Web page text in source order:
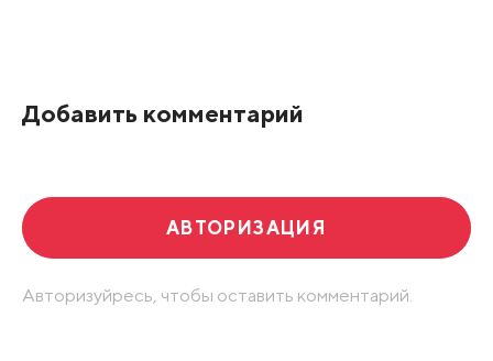
Добавить комментарий
АВТОРИЗАЦИЯ
Авторизуйресь, чтобы оставить комментарий.